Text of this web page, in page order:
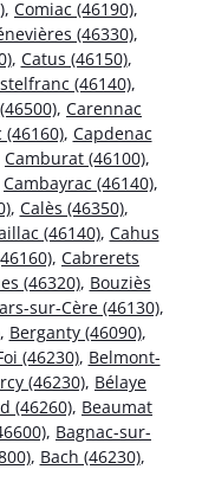
, Comiac (46190),
(46330),
, Catus (46150),
(46140),
, Carennac
(46160), Capdenac
Camburat (46100),
Cambayrac (46140),
, Calès (46350),
(46140), Cahus
, Cabrerets
(46320), Bouziès
sur-Cère (46130),
, Berganty (46090),
(46230), Belmont-
(46230), Bélaye
(46260), Beaumat
, Bagnac-sur-
, Bach (46230),